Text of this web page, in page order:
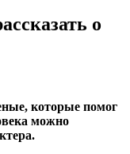
о
которые помог
можно